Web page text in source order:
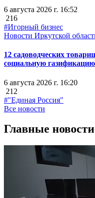
6 августа 2026 г. 16:52
216
#Игорный бизнес
Новости Иркутской
12 садоводческих
социальную газификацию
6 августа 2026 г. 16:20
212
#"Единая Россия"
Все новости
Главные